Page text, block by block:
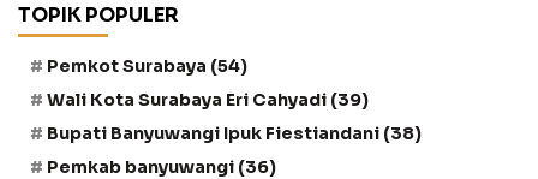
TOPIK POPULER
Pemkot Surabaya (54)
Wali Kota Surabaya Eri Cahyadi (39)
Bupati Banyuwangi Ipuk Fiestiandani (38)
Pemkab banyuwangi (36)